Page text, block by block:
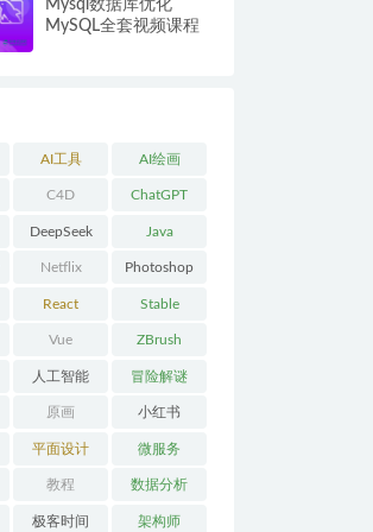
Mysql数据库优化
MySQL全套视频课程
AI工具 AI绘画
C4D ChatGPT
DeepSeek Java
Netflix Photoshop
React Stable
Diffusion
Vue ZBrush
人工智能 冒险解谜
AVG
原画 小红书
平面设计 微服务
教程 数据分析
极客时间 架构师